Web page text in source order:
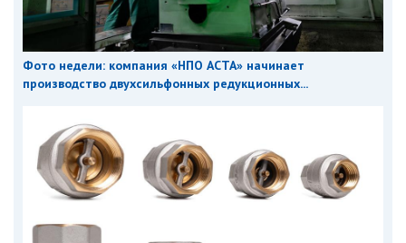
Фото недели: компания «НПО АСТА» начинает
производство двухсильфонных редукционных...